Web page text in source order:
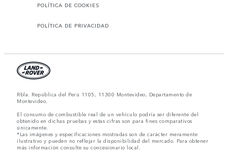
POLÍTICA DE COOKIES
POLÍTICA DE PRIVACIDAD
Rbla. República del Perú 1105, 11300 Montevideo, Departamento de
Montevideo.
El consumo de combustible real de un vehículo podría ser diferente del
obtenido en dichas pruebas y estas cifras son para fines comparativos
únicamente.
*Las imágenes y especificaciones mostradas son de carácter meramente
ilustrativo y pueden no reflejar la disponibilidad del mercado. Para obtener
más información consulte su concesionario local.